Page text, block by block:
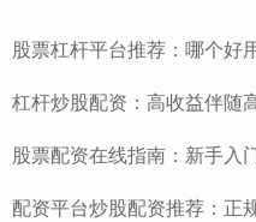
股票杠杆平台推荐：哪个好
杠杆炒股配资：高收益伴随
股票配资在线指南：新手入
配资平台炒股配资推荐：正